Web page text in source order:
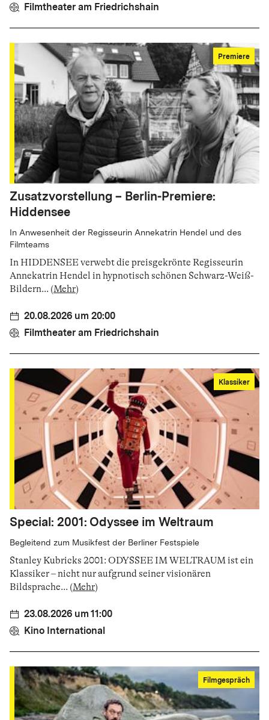
Filmtheater am Friedrichshain
Premiere
Zusatzvorstellung – Berlin-Premiere:
Hiddensee
In Anwesenheit der Regisseurin Annekatrin Hendel und des
Filmteams
In HIDDENSEE verwebt die preisgekrönte Regisseurin
Annekatrin Hendel in hypnotisch schönen Schwarz-Weiß-
Bildern... (Mehr)
20.08.2026 um 20:00
Filmtheater am Friedrichshain
Klassiker
Special: 2001: Odyssee im Weltraum
Begleitend zum Musikfest der Berliner Festspiele
Stanley Kubricks 2001: ODYSSEE IM WELTRAUM ist ein
Klassiker – nicht nur aufgrund seiner visionären
Bildsprache... (Mehr)
23.08.2026 um 11:00
Kino International
Filmgespräch